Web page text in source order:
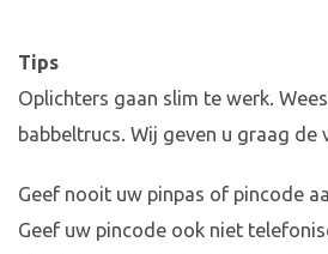
Tips
Oplichters gaan slim te werk.
babbeltrucs. Wij geven u graag de
Geef nooit uw pinpas of pincode
Geef uw pincode ook niet